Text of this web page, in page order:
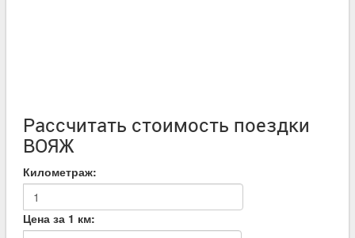
Рассчитать стоимость поездки
ВОЯЖ
Километраж:
Цена за 1 км: